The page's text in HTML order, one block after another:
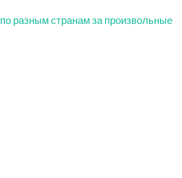
разным странам за произвольные